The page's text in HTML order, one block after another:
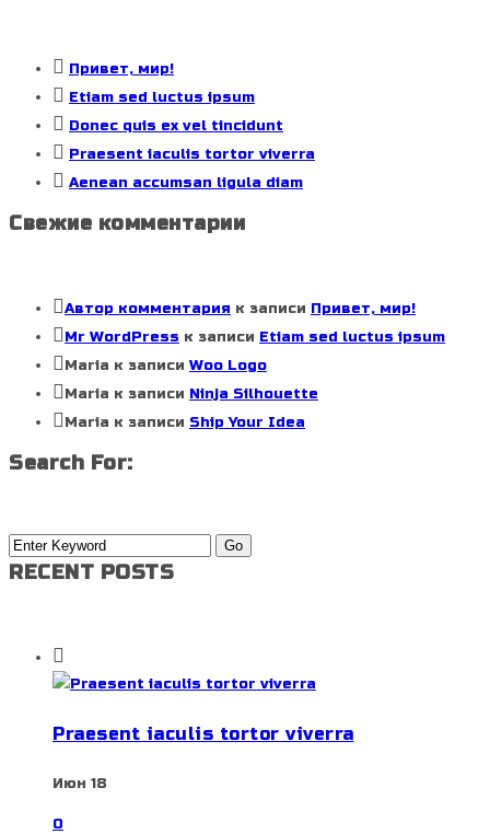
Привет, мир!
Etiam sed luctus ipsum
Donec quis ex vel tincidunt
Praesent iaculis tortor viverra
Aenean accumsan ligula diam
Свежие комментарии
Автор комментария к записи Привет, мир!
Mr WordPress к записи Etiam sed luctus ipsum
Maria к записи Woo Logo
Maria к записи Ninja Silhouette
Maria к записи Ship Your Idea
Search For:
RECENT POSTS
Praesent iaculis tortor viverra
Июн 18
0